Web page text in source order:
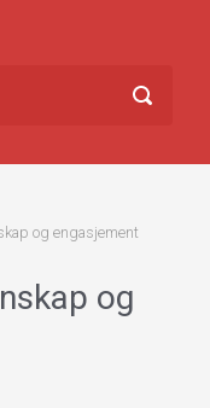
og engasjement
og